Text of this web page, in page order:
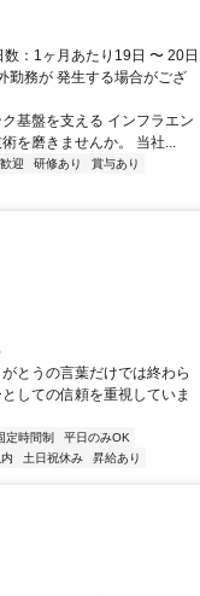
：1ヶ月あたり19日 〜 20日
勤務が 発生する場合がござ
基盤を支える インフラエン
を磨きませんか。 当社...
迎 研修あり
賞与あり
とうの言葉だけでは終わら
しての信頼を重視していま
定時間制
平日のみOK
土日祝休み 昇給あり